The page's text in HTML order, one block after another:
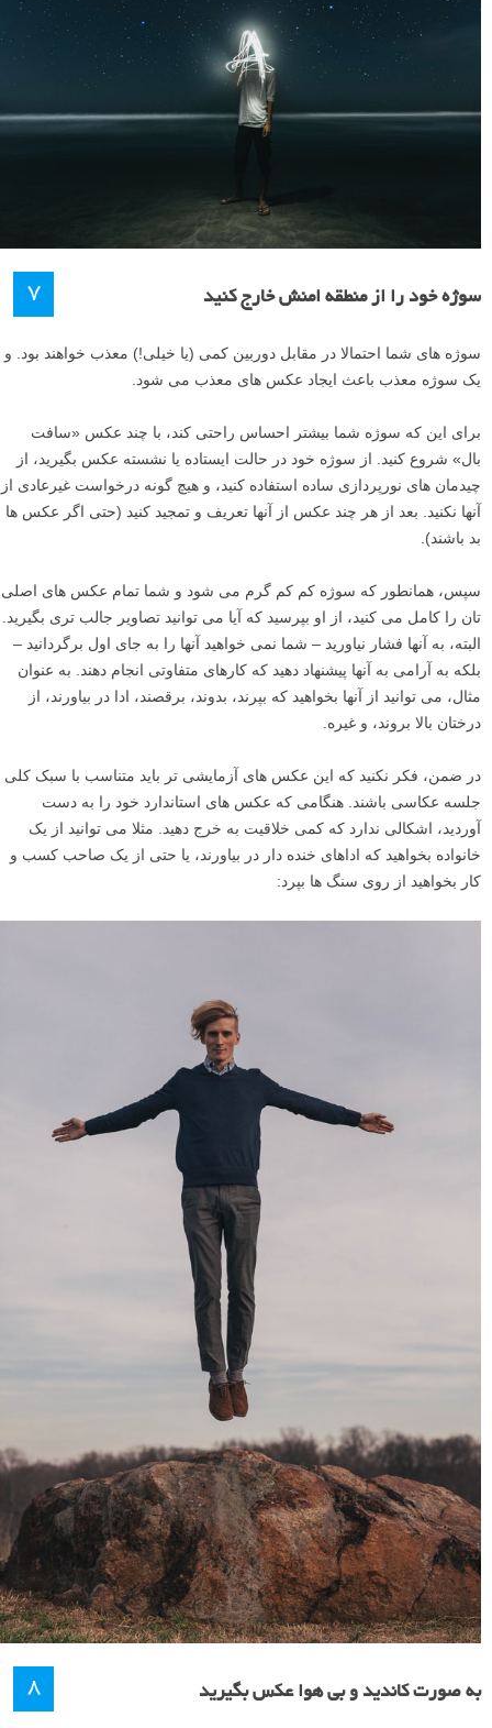
۷ سوژه خود را از منطقه امنش خارج کنید
سوژه های شما احتمالا در مقابل دوربین کمی (یا خیلی!) معذب خواهند بود. و
یک سوژه معذب باعث ایجاد عکس های معذب می شود.
برای این که سوژه شما بیشتر احساس راحتی کند، با چند عکس «سافت
بال» شروع کنید. از سوژه خود در حالت ایستاده یا نشسته عکس بگیرید، از
چیدمان های نورپردازی ساده استفاده کنید، و هیچ گونه درخواست غیرعادی از
آنها نکنید. بعد از هر چند عکس از آنها تعریف و تمجید کنید (حتی اگر عکس ها
بد باشند).
سپس، همانطور که سوژه کم کم گرم می شود و شما تمام عکس های اصلی
تان را کامل می کنید، از او بپرسید که آیا می توانید تصاویر جالب تری بگیرید.
البته، به آنها فشار نیاورید – شما نمی خواهید آنها را به جای اول برگردانید –
بلکه به آرامی به آنها پیشنهاد دهید که کارهای متفاوتی انجام دهند. به عنوان
مثال، می توانید از آنها بخواهید که بپرند، بدوند، برقصند، ادا در بیاورند، از
درختان بالا بروند، و غیره.
در ضمن، فکر نکنید که این عکس های آزمایشی تر باید متناسب با سبک کلی
جلسه عکاسی باشند. هنگامی که عکس های استاندارد خود را به دست
آوردید، اشکالی ندارد که کمی خلاقیت به خرج دهید. مثلا می توانید از یک
خانواده بخواهید که اداهای خنده دار در بیاورند، یا حتی از یک صاحب کسب و
کار بخواهید از روی سنگ ها بپرد:
۸ به صورت کاندید و بی هوا عکس بگیرید